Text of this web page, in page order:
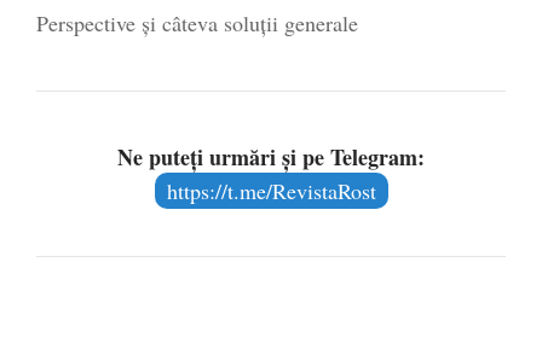
Perspective şi câteva soluţii generale
Ne puteți urmări și pe Telegram:
https://t.me/RevistaRost